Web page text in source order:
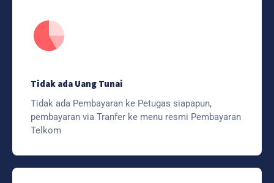
Tidak ada Uang Tunai
Tidak ada Pembayaran ke Petugas siapapun,
pembayaran via Tranfer ke menu resmi Pembayaran
Telkom